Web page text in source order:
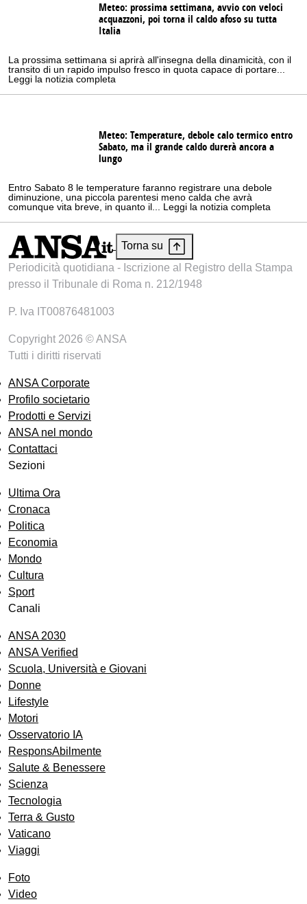
Meteo: prossima settimana, avvio con veloci
acquazzoni, poi torna il caldo afoso su tutta
Italia
La prossima settimana si aprirà all'insegna della dinamicità, con il
transito di un rapido impulso fresco in quota capace di portare...
Leggi la notizia completa
Meteo: Temperature, debole calo termico entro
Sabato, ma il grande caldo durerà ancora a
lungo
Entro Sabato 8 le temperature faranno registrare una debole
diminuzione, una piccola parentesi meno calda che avrà
comunque vita breve, in quanto il... Leggi la notizia completa
Torna su
Periodicità quotidiana - Iscrizione al Registro della Stampa
presso il Tribunale di Roma n. 212/1948
P. Iva IT00876481003
Copyright 2026 © ANSA
Tutti i diritti riservati
ANSA Corporate
Profilo societario
Prodotti e Servizi
ANSA nel mondo
Contattaci
Sezioni
Ultima Ora
Cronaca
Politica
Economia
Mondo
Cultura
Sport
Canali
ANSA 2030
ANSA Verified
Scuola, Università e Giovani
Donne
Lifestyle
Motori
Osservatorio IA
ResponsAbilmente
Salute & Benessere
Scienza
Tecnologia
Terra & Gusto
Vaticano
Viaggi
Foto
Video